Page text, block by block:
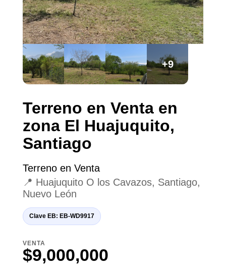
+9
Terreno en Venta en
zona El Huajuquito,
Santiago
Terreno en Venta
📍 Huajuquito O los Cavazos, Santiago,
Nuevo León
Clave EB: EB-WD9917
VENTA
$9,000,000